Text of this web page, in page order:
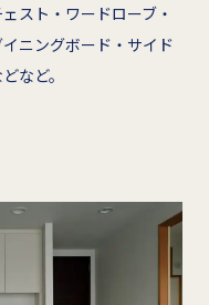
スト・ワードローブ・
ニングボード・サイド
など。